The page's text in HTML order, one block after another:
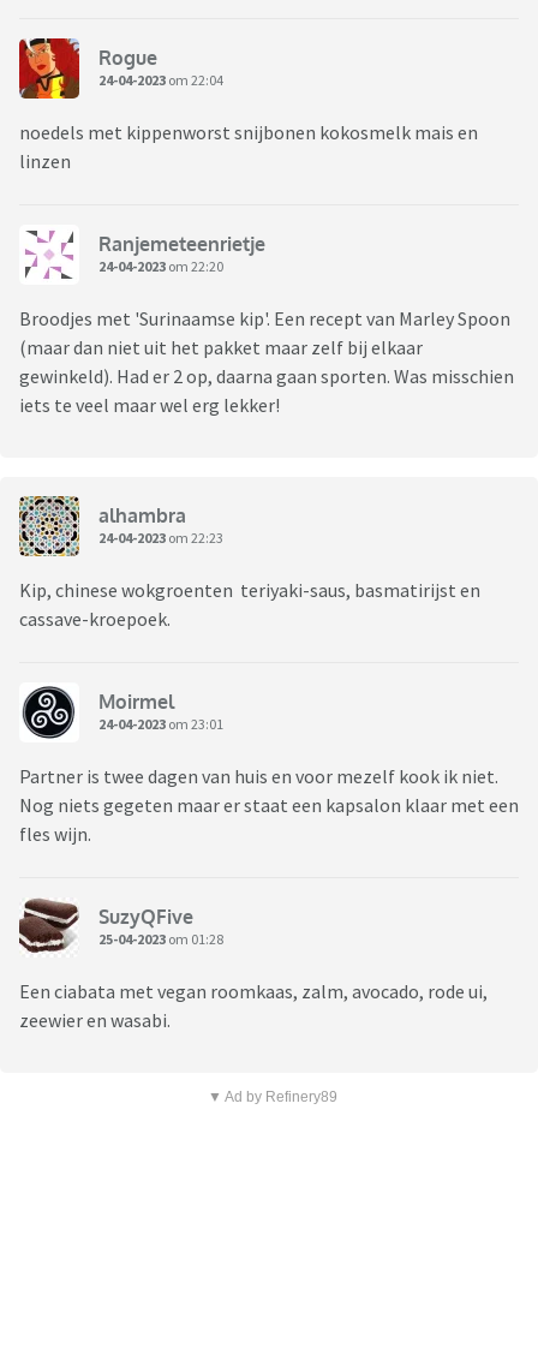
Rogue
24-04-2023 om 22:04
noedels met kippenworst snijbonen kokosmelk mais en
linzen
Ranjemeteenrietje
24-04-2023 om 22:20
Broodjes met 'Surinaamse kip'. Een recept van Marley Spoon
(maar dan niet uit het pakket maar zelf bij elkaar
gewinkeld). Had er 2 op, daarna gaan sporten. Was misschien
iets te veel maar wel erg lekker!
alhambra
24-04-2023 om 22:23
Kip, chinese wokgroenten teriyaki-saus, basmatirijst en
cassave-kroepoek.
Moirmel
24-04-2023 om 23:01
Partner is twee dagen van huis en voor mezelf kook ik niet.
Nog niets gegeten maar er staat een kapsalon klaar met een
fles wijn.
SuzyQFive
25-04-2023 om 01:28
Een ciabata met vegan roomkaas, zalm, avocado, rode ui,
zeewier en wasabi.
▼ Ad by Refinery89